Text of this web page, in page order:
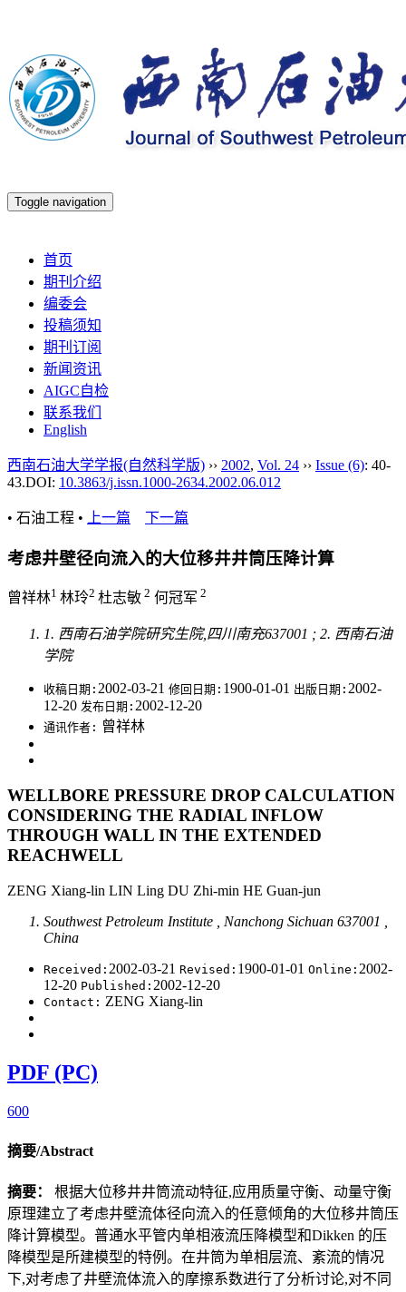
Toggle navigation
首页
期刊介绍
编委会
投稿须知
期刊订阅
新闻资讯
AIGC自检
联系我们
English
西南石油大学学报(自然科学版) ›› 2002, Vol. 24 ›› Issue (6): 40-
43.DOI: 10.3863/j.issn.1000-2634.2002.06.012
• 石油工程 • 上一篇 下一篇
考虑井壁径向流入的大位移井井筒压降计算
曾祥林1 林玲2 杜志敏 2 何冠军 2
1. 西南石油学院研究生院,四川南充637001 ; 2. 西南石油
学院
收稿日期: 2002-03-21 修回日期: 1900-01-01 出版日期: 2002-
12-20 发布日期: 2002-12-20
通讯作者: 曾祥林
WELLBORE PRESSURE DROP CALCULATION
CONSIDERING THE RADIAL INFLOW
THROUGH WALL IN THE EXTENDED
REACHWELL
ZENG Xiang-lin LIN Ling DU Zhi-min HE Guan-jun
Southwest Petroleum Institute , Nanchong Sichuan 637001 ,
China
Received: 2002-03-21 Revised: 1900-01-01 Online: 2002-
12-20 Published: 2002-12-20
Contact: ZENG Xiang-lin
PDF (PC)
600
摘要/Abstract
摘要： 根据大位移井井筒流动特征,应用质量守衡、动量守衡
原理建立了考虑井壁流体径向流入的任意倾角的大位移井筒压
降计算模型。普通水平管内单相液流压降模型和Dikken 的压
降模型是所建模型的特例。在井筒为单相层流、紊流的情况
下,对考虑了井壁流体流入的摩擦系数进行了分析讨论,对不同